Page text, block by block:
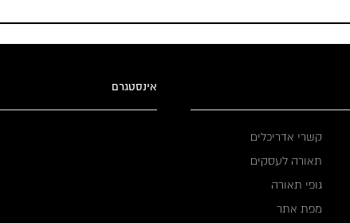
קשרי אדריכלים
תאורה לעסקים
גופי תאורה
מפת אתר
אינסטגרם